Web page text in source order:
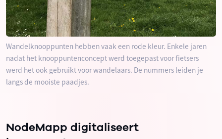
Wandelknooppunten hebben vaak een rode kleur. Enkele jaren
nadat het knooppuntenconcept werd toegepast voor fietsers
werd het ook gebruikt voor wandelaars. De nummers leiden je
langs de mooiste paadjes.
NodeMapp digitaliseert